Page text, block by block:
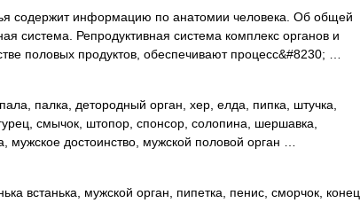
содержит информацию по анатомии человека. Об общей
система. Репродуктивная система комплекс органов и
половых продуктов, обеспечивают процесс&#8230; …
палка, детородный орган, хер, елда, пипка, штучка,
смычок, штопор, спонсор, солопина, шершавка,
мужское достоинство, мужской половой орган …
встанька, мужской орган, пипетка, пенис, сморчок, конец,